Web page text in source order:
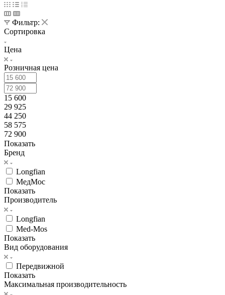
Фильтр:
Сортировка
Цена
Розничная цена
15 600
29 925
44 250
58 575
72 900
Показать
Бренд
Longfian
МедМос
Показать
Производитель
Longfian
Med-Mos
Показать
Вид оборудования
Передвижной
Показать
Максимальная производительность